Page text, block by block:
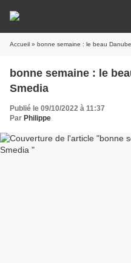
Accueil » bonne semaine : le beau
bonne semaine : le beau
Smedia
Publié le 09/10/2022 à 11:37
Par Philippe